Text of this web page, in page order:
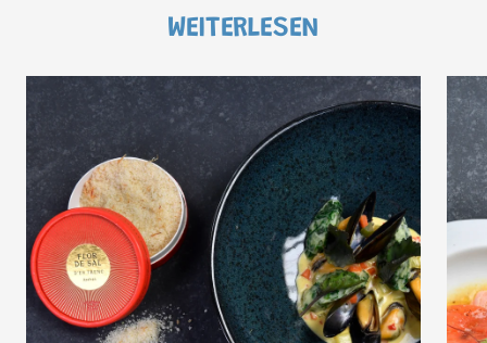
WEITERLESEN